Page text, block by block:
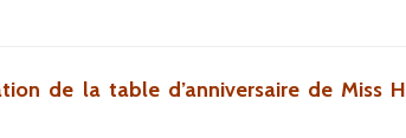
de la table d’anniversaire de Miss H